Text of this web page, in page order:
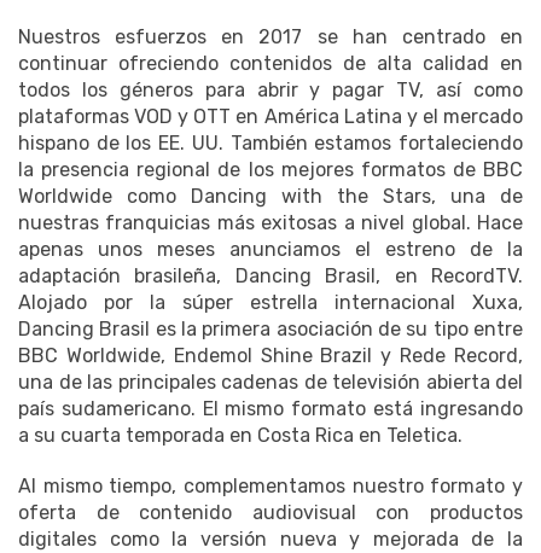
Nuestros esfuerzos en 2017 se han centrado en
continuar ofreciendo contenidos de alta calidad en
todos los géneros para abrir y pagar TV, así como
plataformas VOD y OTT en América Latina y el mercado
hispano de los EE. UU. También estamos fortaleciendo
la presencia regional de los mejores formatos de BBC
Worldwide como Dancing with the Stars, una de
nuestras franquicias más exitosas a nivel global. Hace
apenas unos meses anunciamos el estreno de la
adaptación brasileña, Dancing Brasil, en RecordTV.
Alojado por la súper estrella internacional Xuxa,
Dancing Brasil es la primera asociación de su tipo entre
BBC Worldwide, Endemol Shine Brazil y Rede Record,
una de las principales cadenas de televisión abierta del
país sudamericano. El mismo formato está ingresando
a su cuarta temporada en Costa Rica en Teletica.
Al mismo tiempo, complementamos nuestro formato y
oferta de contenido audiovisual con productos
digitales como la versión nueva y mejorada de la